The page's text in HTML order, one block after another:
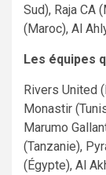
Sud), Raja CA
(Maroc), Al
Les équipes
Rivers United
Monastir
Marumo
(Tanzanie),
(Égypte), Al